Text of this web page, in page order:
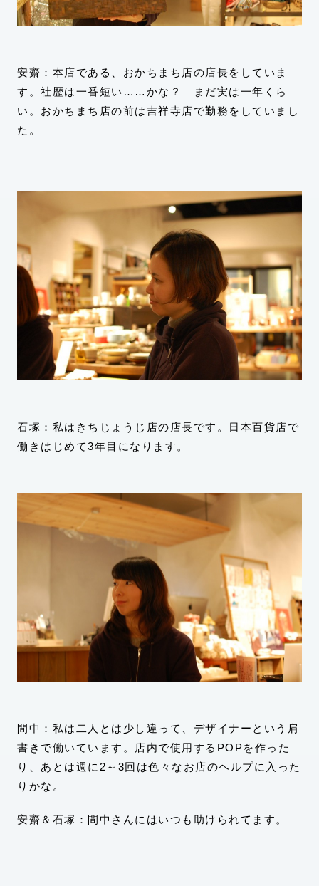
安齋：本店である、おかちまち店の店長をしていま
す。社歴は一番短い……かな？ まだ実は一年くら
い。おかちまち店の前は吉祥寺店で勤務をしていまし
た。
石塚：私はきちじょうじ店の店長です。日本百貨店で
働きはじめて3年目になります。
間中：私は二人とは少し違って、デザイナーという肩
書きで働いています。店内で使用するPOPを作った
り、あとは週に2～3回は色々なお店のヘルプに入った
りかな。
安齋＆石塚：間中さんにはいつも助けられてます。